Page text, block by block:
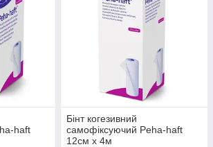
haft
Бінт когезивний
самофіксуючий Peha-haft
12см х 4м